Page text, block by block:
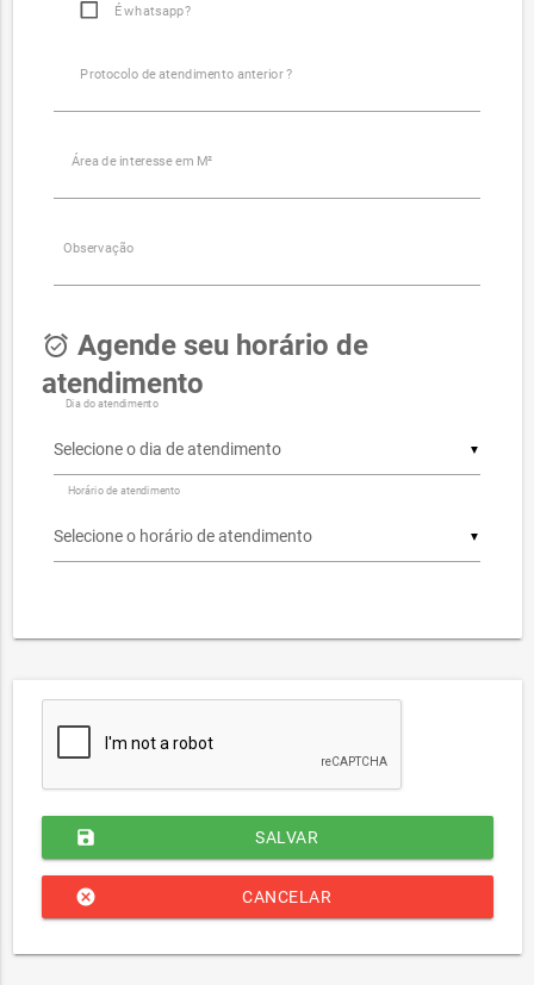
É whatsapp?
Protocolo de atendimento anterior ?
Área de interesse em M²
Observação
alarm_on Agende seu horário de
atendimento
▼
Dia do atendimento
▼
Horário de atendimento
save SALVAR
CANCELAR
cancel